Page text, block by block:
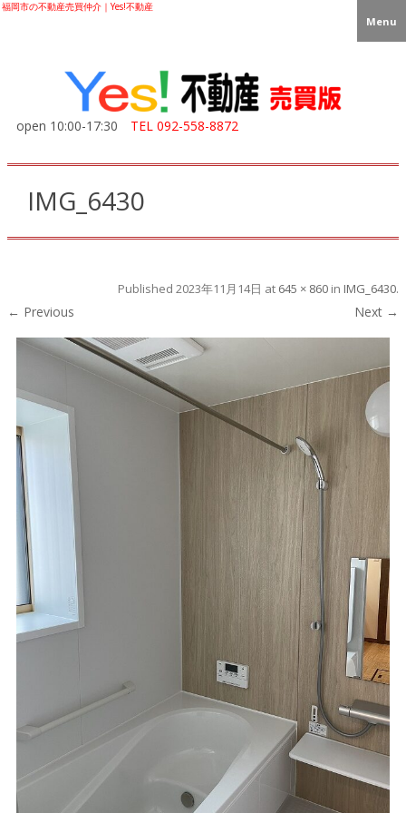
福岡市の不動産売買仲介｜Yes!不動産
open 10:00-17:30 TEL 092-558-8872
Menu
IMG_6430
Published 2023年11月14日 at 645 × 860 in IMG_6430.
← Previous Next →